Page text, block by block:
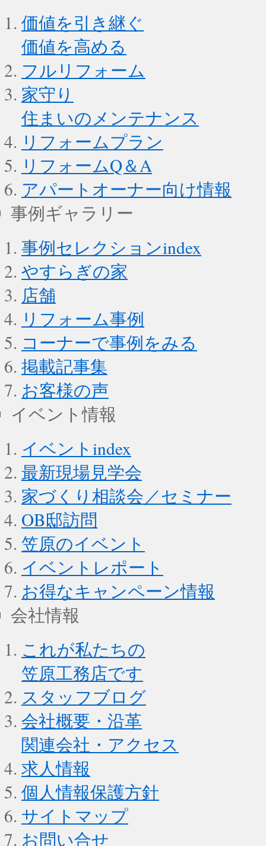
価値を引き継ぐ
価値を高める
フルリフォーム
家守り
住まいのメンテナンス
リフォームプラン
リフォームQ＆A
アパートオーナー向け情報
事例ギャラリー
事例セレクションindex
やすらぎの家
店舗
リフォーム事例
コーナーで事例をみる
掲載記事集
お客様の声
イベント情報
イベントindex
最新現場見学会
家づくり相談会／セミナー
OB邸訪問
笠原のイベント
イベントレポート
お得なキャンペーン情報
会社情報
これが私たちの
笠原工務店です
スタッフブログ
会社概要・沿革
関連会社・アクセス
求人情報
個人情報保護方針
サイトマップ
お問い合せ